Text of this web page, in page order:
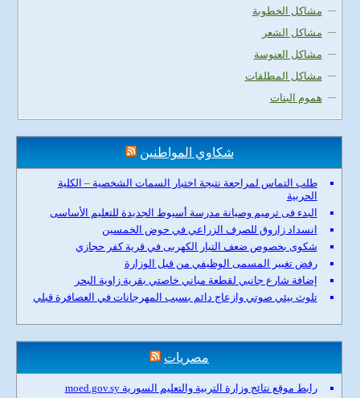
مشاكل الخطوبة
مشاكل الشعر
مشاكل العنوسة
مشاكل المطلقات
هموم البنات
شكاوي المواطنين
طلب التماس لمراجعة نتيجة اختبار السمات الشخصية – الكلية
الحربية
البدء فى ترميم وصيانة مدرسة أسيوط الجديدة للتعليم الأساسى
انسداد زاروق للصرف الزراعي في حوض الخمسين
شكوى بخصوص ضعف التيار الكهربى في قرية كفر حجازي
رفض تغيير المسمى الوظيفي من قبل الوزارة
إضافة شارع جانبي لقطعة مباني خاصتي بقرية زاوية البحر
تلوث بيئي صوتي وازعاج دائم بسبب المهرجانات في العصافرة قبلي
مصريات
رابط موقع نتائج وزارة التربية والتعليم السورية moed.gov.sy